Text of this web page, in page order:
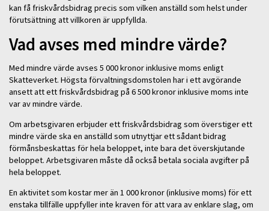
kan få friskvårdsbidrag precis som vilken anställd som helst under
förutsättning att villkoren är uppfyllda.
Vad avses med mindre värde?
Med mindre värde avses 5 000 kronor inklusive moms enligt
Skatteverket. Högsta förvaltningsdomstolen har i ett avgörande
ansett att ett friskvårdsbidrag på 6 500 kronor inklusive moms inte
var av mindre värde.
Om arbetsgivaren erbjuder ett friskvårdsbidrag som överstiger ett
mindre värde ska en anställd som utnyttjar ett sådant bidrag
förmånsbeskattas för hela beloppet, inte bara det överskjutande
beloppet. Arbetsgivaren måste då också betala sociala avgifter på
hela beloppet.
En aktivitet som kostar mer än 1 000 kronor (inklusive moms) för ett
enstaka tillfälle uppfyller inte kraven för att vara av enklare slag, om